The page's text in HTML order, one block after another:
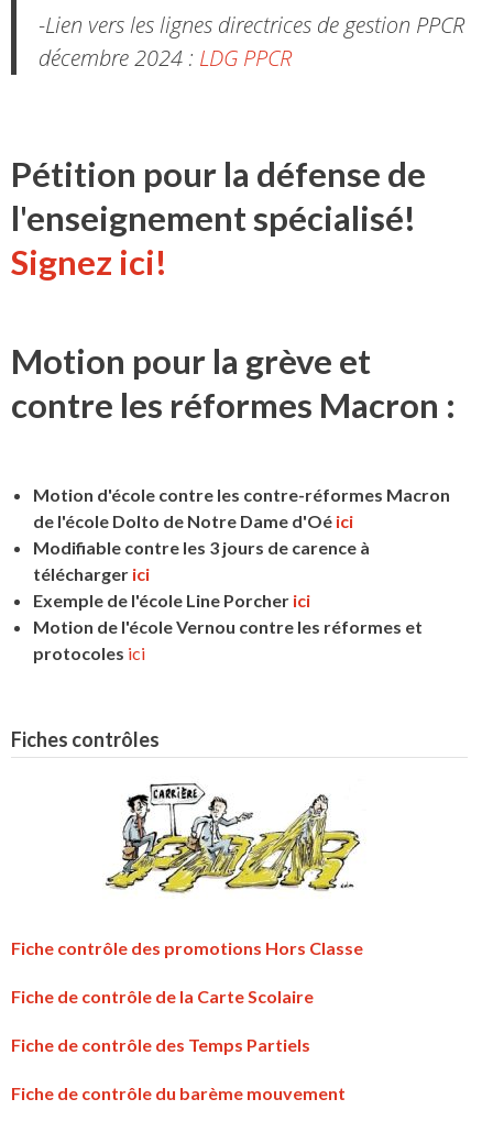
-Lien vers les lignes directrices de gestion PPCR
décembre 2024 : LDG PPCR
Pétition pour la défense de
l'enseignement spécialisé!
Signez ici!
Motion pour la grève et
contre les réformes Macron :
Motion d'école contre les contre-réformes Macron
de l'école Dolto de Notre Dame d'Oé ici
Modifiable contre les 3 jours de carence à
télécharger ici
Exemple de l'école Line Porcher ici
Motion de l'école Vernou contre les réformes et
protocoles ici
Fiches contrôles
Fiche contrôle des promotions Hors Classe
Fiche de contrôle de la Carte Scolaire
Fiche de contrôle des Temps Partiels
Fiche de contrôle du barème mouvement